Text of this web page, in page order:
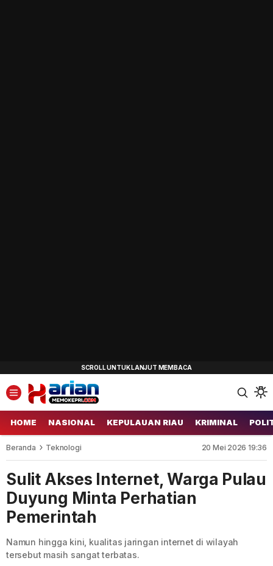
HOME NASIONAL KEPULAUAN RIAU KRIMINAL
Beranda Teknologi 20 Mei 2026 19:36
Sulit Akses Internet, Warga Pulau
Duyung Minta Perhatian
Pemerintah
Namun hingga kini, kualitas jaringan internet di wilayah
tersebut masih sangat terbatas.